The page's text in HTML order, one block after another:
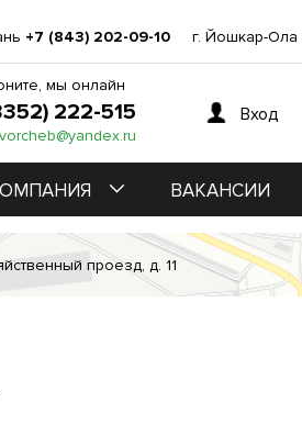
+7 (843) 202-09-10 г. Йошкар-Ола
мы онлайн
222-515 Вход
ВАКАНСИИ
проезд, д. 11